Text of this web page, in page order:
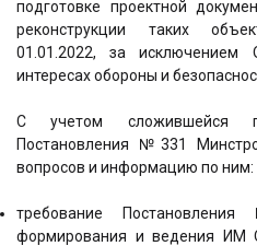
подготовке проектной
реконструкции таких
01.01.2022, за
интересах обороны и
С учетом сложившейся
Постановления №331
вопросов и информацию по ним:
требование
формирования и ведения ИМ